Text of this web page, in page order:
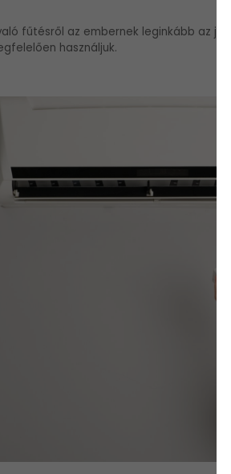
fűtésről az embernek leginkább az
használjuk.